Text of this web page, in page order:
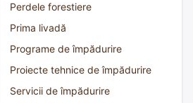
Perdele forestiere
Prima livadă
Programe de împădurire
Proiecte tehnice de împădurire
Servicii de împădurire